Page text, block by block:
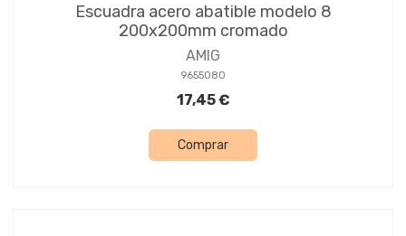
Escuadra acero abatible modelo 8
200x200mm cromado
AMIG
9655080
17,45 €
Comprar